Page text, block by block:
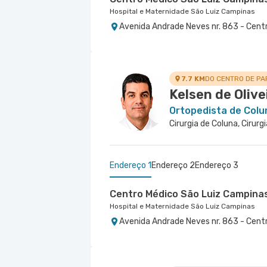
Hospital e Maternidade São Luiz Campinas
Avenida Andrade Neves nr. 863 -
7.7 KMDO CENTRO DE
Kelsen de
Ortopedista de
Cirurgia de Coluna,
Endereço 1 Endereço 2Endereço 3
Centro Médico São Luiz
Hospital e Maternidade São Luiz Campinas
Avenida Andrade Neves nr. 863 -